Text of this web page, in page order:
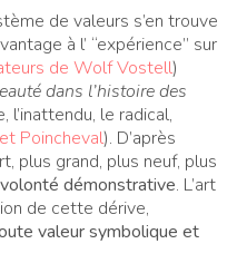
de valeurs s’en trouve
à l’ “expérience” sur
de Wolf Vostell)
dans l’histoire des
l’inattendu, le radical,
Poincheval). D’après
plus grand, plus neuf, plus
volonté démonstrative. L’art
de cette dérive,
valeur symbolique et